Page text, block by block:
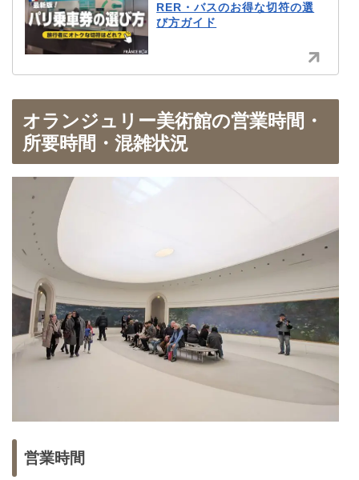
RER・バスのお得な切符の選
び方ガイド
オランジュリー美術館の営業時間・
所要時間・混雑状況
営業時間